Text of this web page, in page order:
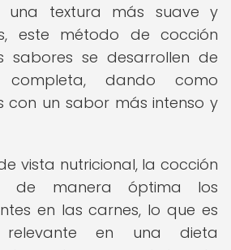
una textura más suave y
este método de cocción
sabores se desarrollen de
dando como
con un sabor más intenso y
vista nutricional, la cocción
de manera óptima los
en las carnes, lo que es
relevante en una dieta